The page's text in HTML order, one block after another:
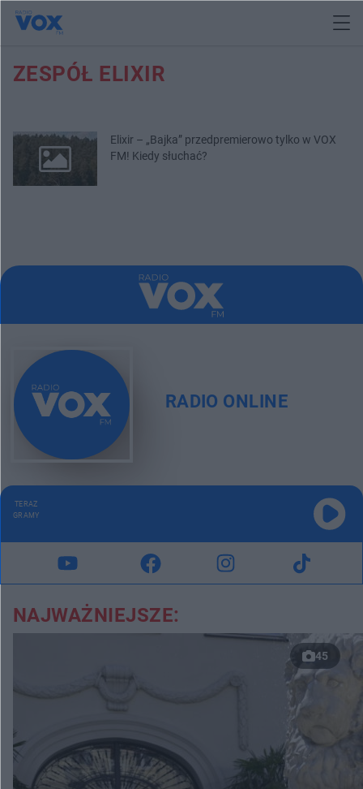
ZESPÓŁ ELIXIR
Elixir – „Bajka” przedpremierowo tylko w VOX
FM! Kiedy słuchać?
RADIO ONLINE
TERAZ
GRAMY
NAJWAŻNIEJSZE:
45